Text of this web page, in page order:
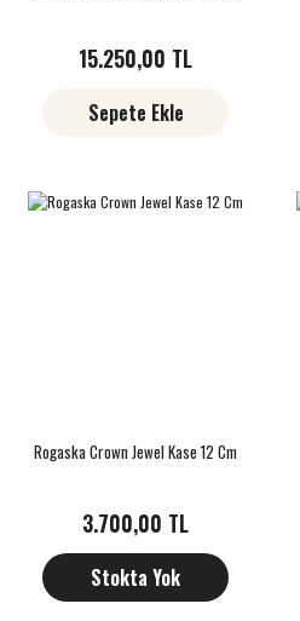
15.250,00 TL
Sepete Ekle
Rogaska Crown Jewel Kase 12 Cm
3.700,00 TL
Stokta Yok